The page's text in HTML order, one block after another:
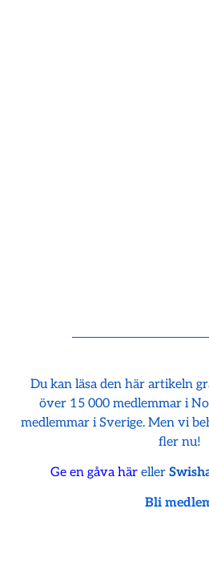
Du kan läsa den här artikeln
över 15 000 medlemmar i
medlemmar i Sverige. Men vi
fler nu!
Ge en gåva häreller
Bli